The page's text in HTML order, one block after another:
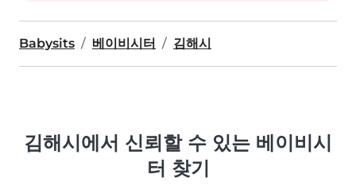
Babysits 베이비시터 김해시
김해시에서 신뢰할 수 있는 베이비시
터 찾기